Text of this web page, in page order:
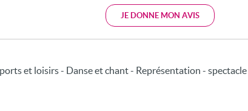
JE DONNE MON AVIS
et loisirs - Danse et chant - Représentation -